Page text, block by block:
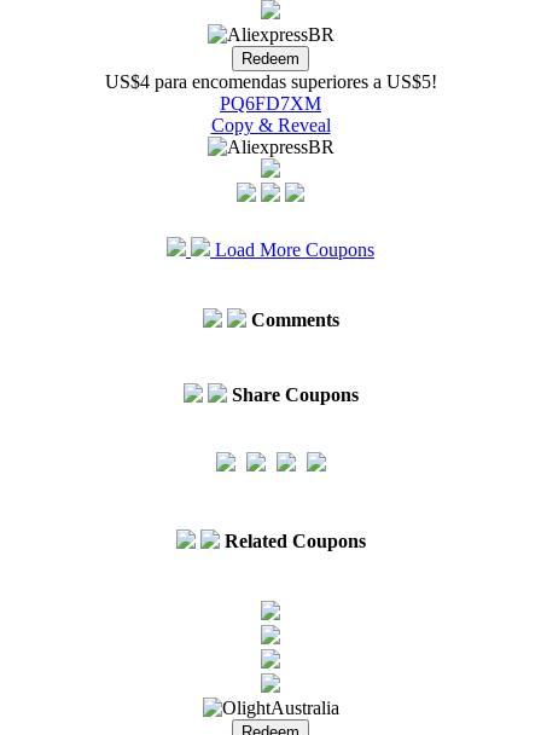
US$4 para encomendas superiores a US$5!
PQ6FD7XM
Copy & Reveal
Load More Coupons
Comments
Share Coupons
Related Coupons